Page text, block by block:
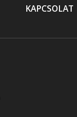
KAPCSOLAT